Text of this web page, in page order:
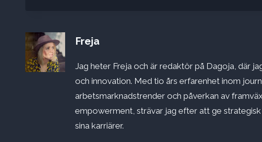
Freja
Jag heter Freja och är redaktör på Dagoja, där
och innovation. Med tio års erfarenhet inom
arbetsmarknadstrender och påverkan av
empowerment, strävar jag efter att ge
sina karriärer.